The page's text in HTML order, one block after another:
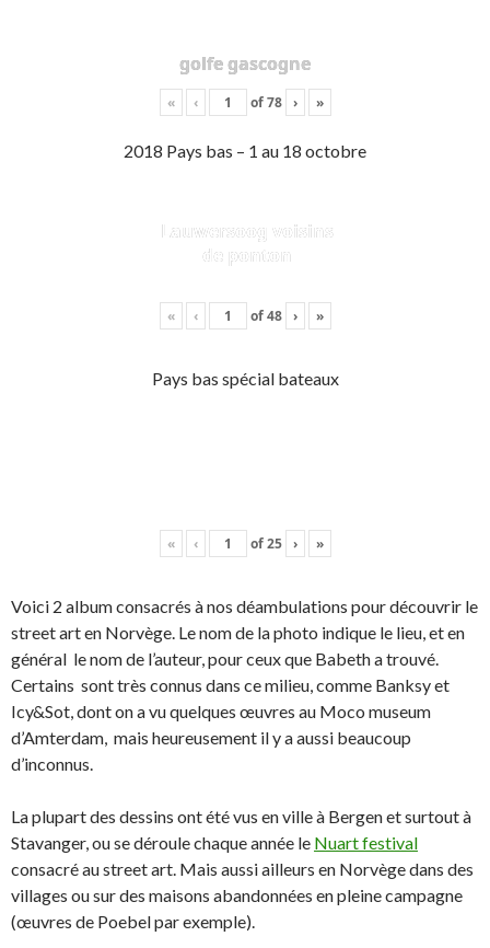
golfe gascogne
« ‹ of78 › »
2018 Pays bas – 1 au 18 octobre
Lauwersoog voisins
de ponton
« ‹ of48 › »
Pays bas spécial bateaux
« ‹ of25 › »
Voici 2 album consacrés à nos déambulations pour découvrir le
street art en Norvège. Le nom de la photo indique le lieu, et en
général le nom de l’auteur, pour ceux que Babeth a trouvé.
Certains sont très connus dans ce milieu, comme Banksy et
Icy&Sot, dont on a vu quelques œuvres au Moco museum
d’Amterdam, mais heureusement il y a aussi beaucoup
d’inconnus.
La plupart des dessins ont été vus en ville à Bergen et surtout à
Stavanger, ou se déroule chaque année le Nuart festival
consacré au street art. Mais aussi ailleurs en Norvège dans des
villages ou sur des maisons abandonnées en pleine campagne
(œuvres de Poebel par exemple).